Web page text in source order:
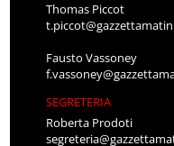
Thomas Piccot
Fausto Vassoney
SEGRETERIA
Roberta Prodoti